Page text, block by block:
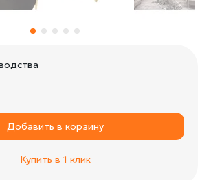
Добавить в корзину
Купить в 1 клик